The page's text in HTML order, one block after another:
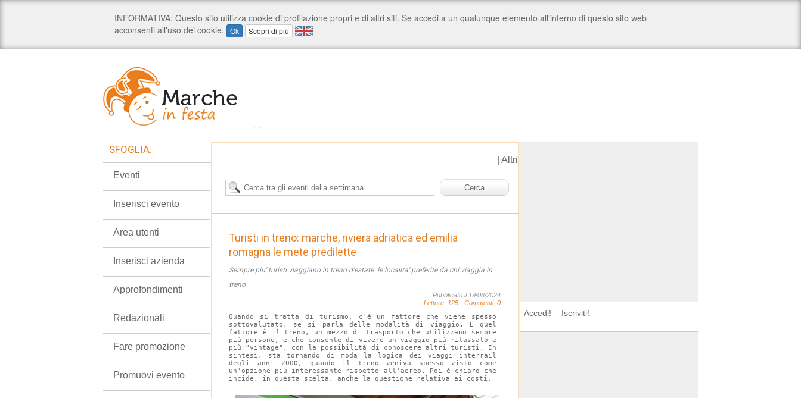
Altri
Turisti in treno: marche, riviera adriatica ed emilia
romagna le mete predilette
Sempre piu' turisti viaggiano in treno d'estate. le localita' preferite da chi viaggia in
treno
Pubblicato il 19/08/2024
Letture: 125 - Commenti: 0
Quando si tratta di turismo, c'è un fattore che viene spesso
sottovalutato, se si parla delle modalità di viaggio. E quel
fattore è il treno, un mezzo di trasporto che utilizzano sempre
più persone, e che consente di vivere un viaggio più rilassato e
più "vintage", con la possibilità di conoscere altri turisti. In
sintesi, sta tornando di moda la logica dei viaggi interrail
degli anni 2000, quando il treno veniva spesso visto come
un'opzione più interessante rispetto all'aereo. Poi è chiaro che
incide, in questa scelta, anche la questione relativa ai costi.
SFOGLIA:
Eventi
Inserisci evento
Area utenti
Inserisci azienda
Approfondimenti
Redazionali
Fare promozione
Promuovi evento
Accedi! Iscriviti!